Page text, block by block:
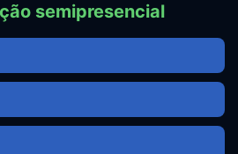
semipresencial